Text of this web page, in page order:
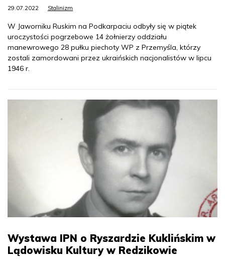
29.07.2022 Stalinizm
W Jaworniku Ruskim na Podkarpaciu odbyły się w piątek
uroczystości pogrzebowe 14 żołnierzy oddziału
manewrowego 28 pułku piechoty WP z Przemyśla, którzy
zostali zamordowani przez ukraińskich nacjonalistów w lipcu
1946 r.
Wystawa IPN o Ryszardzie Kuklińskim w
Lądowisku Kultury w Redzikowie